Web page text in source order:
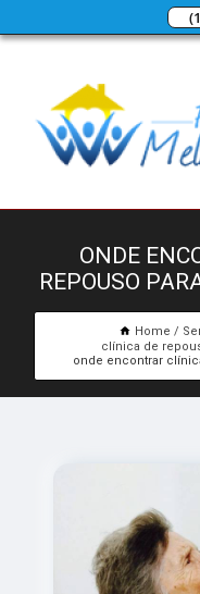
ONDE
REPOUSO
Home
clínica de
onde encontrar